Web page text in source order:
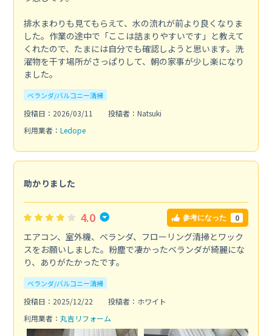
排水まわりも見てもらえて、水の流れが前より良くなりま
した。作業の途中で「ここは詰まりやすいです」と教えて
くれたので、たまには自分でも確認しようと思います。洗
濯物を干す場所がさっぱりして、朝の家事が少し楽になり
ました。
ベランダ/バルコニー清掃
投稿日：2026/03/11
投稿者：Natsuki
利用業者： Ledope
助かりました
4.0 参考になった 0
エアコン、室外機、ベランダ、フローリング清掃とワック
スをお願いしました。粉塵で凄かったベランダが綺麗にな
り、ありがたかったです。
ベランダ/バルコニー清掃
投稿日：2025/12/22
投稿者：ホワイト
利用業者： 丸吉リフォーム